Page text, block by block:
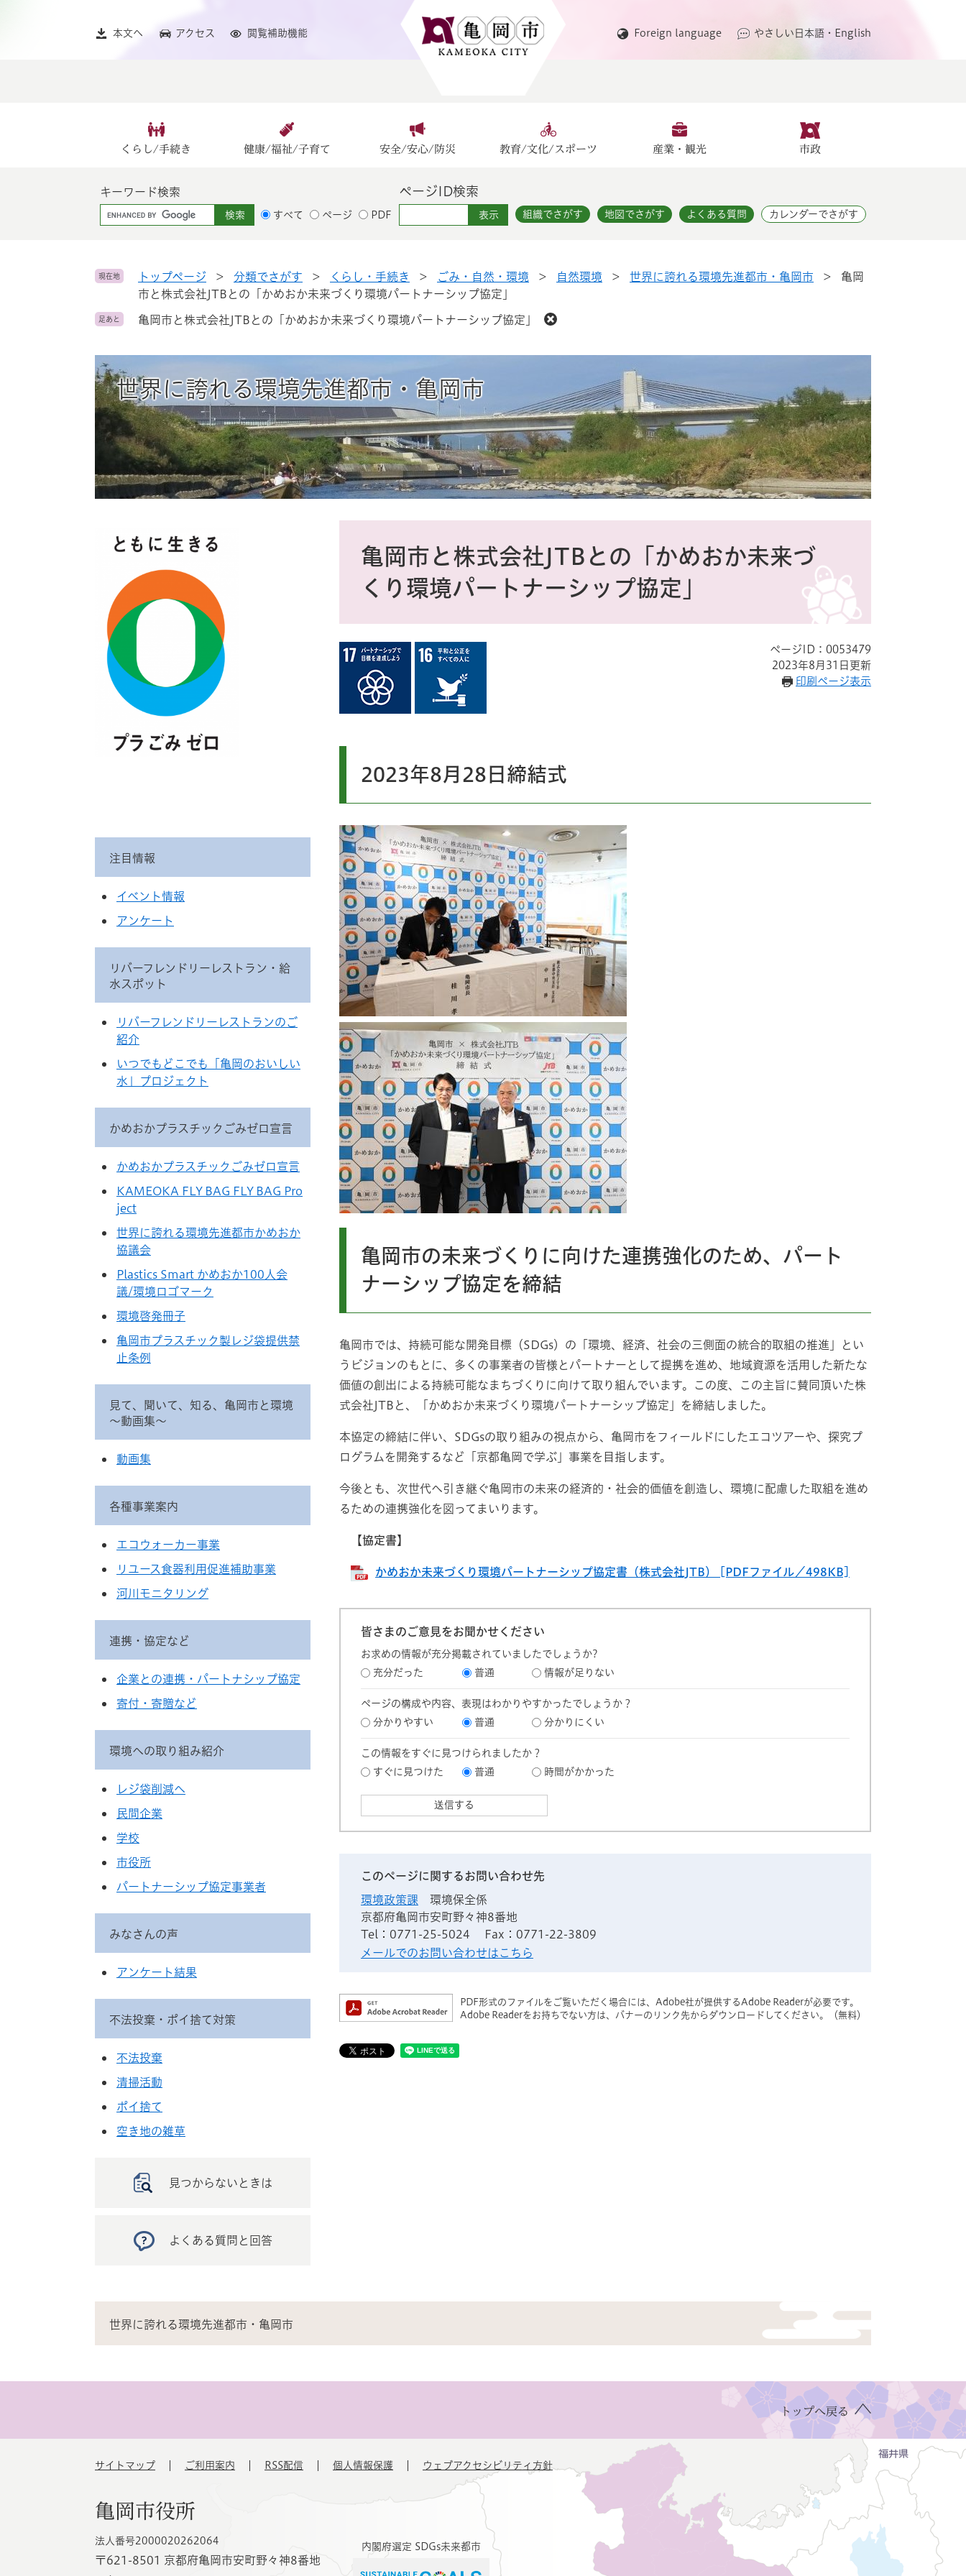
本文へ アクセス 閲覧補助機能 Foreign language やさしい日本語・English
くらし/手続き 健康/福祉/子育て 安全/安心/防災 教育/文化/スポーツ 産業・観光 市政
キーワード検索
G
o
l
ス
ム
検
索
すべて ページ PDF
ページID検索
組織でさがす 地図でさがす よくある質問 カレンダーでさがす
現在地 トップページ > 分類でさがす > くらし・手続き > ごみ・自然・環境 > 自然環境 > 世界に誇れる環境先進都市・亀岡市 >
亀岡
市と株式会社JTBとの「かめおか未来づくり環境パートナーシップ協定」
足あと 亀岡市と株式会社JTBとの「かめおか未来づくり環境パートナーシップ協定」
世界に誇れる環境先進都市・亀岡市
亀岡市と株式会社JTBとの「かめおか未来づ
くり環境パートナーシップ協定」
ページID：0053479
2023年8月31日更新
印刷ページ表示
2023年8月28日締結式
亀岡市の未来づくりに向けた連携強化のため、パート
ナーシップ協定を締結
亀岡市では、持続可能な開発目標（SDGs）の「環境、経済、社会の三側面の統合的取組の推進」とい
うビジョンのもとに、多くの事業者の皆様とパートナーとして提携を進め、地域資源を活用した新たな
価値の創出による持続可能なまちづくりに向けて取り組んでいます。この度、この主旨に賛同頂いた株
式会社JTBと、「かめおか未来づくり環境パートナーシップ協定」を締結しました。
本協定の締結に伴い、SDGsの取り組みの視点から、亀岡市をフィールドにしたエコツアーや、探究プ
ログラムを開発するなど「京都亀岡で学ぶ」事業を目指します。
今後とも、次世代へ引き継ぐ亀岡市の未来の経済的・社会的価値を創造し、環境に配慮した取組を進め
るための連携強化を図ってまいります。
【協定書】
かめおか未来づくり環境パートナーシップ協定書（株式会社JTB） [PDFファイル／498KB]
皆さまのご意見をお聞かせください
お求めの情報が充分掲載されていましたでしょうか?
充分だった
普通 情報が足りない
ページの構成や内容、表現はわかりやすかったでしょうか？
分かりやすい
普通 分かりにくい
この情報をすぐに見つけられましたか？
すぐに見つけた
普通 時間がかかった
このページに関するお問い合わせ先
環境政策課
環境保全係
京都府亀岡市安町野々神8番地
Tel：0771-25-5024
Fax：0771-22-3809
メールでのお問い合わせはこちら
PDF形式のファイルをご覧いただく場合には、Adobe社が提供するAdobe Readerが必要です。
Adobe Readerをお持ちでない方は、バナーのリンク先からダウンロードしてください。（無料）
注目情報
イベント情報
アンケート
リバーフレンドリーレストラン・給
水スポット
リバーフレンドリーレストランのご
紹介
いつでもどこでも「亀岡のおいしい
水」プロジェクト
かめおかプラスチックごみゼロ宣言
かめおかプラスチックごみゼロ宣言
KAMEOKA FLY BAG FLY BAG Pro
ject
世界に誇れる環境先進都市かめおか
協議会
Plastics Smart かめおか100人会
議/環境ロゴマーク
環境啓発冊子
亀岡市プラスチック製レジ袋提供禁
止条例
見て、聞いて、知る、亀岡市と環境
～動画集～
動画集
各種事業案内
エコウォーカー事業
リユース食器利用促進補助事業
河川モニタリング
連携・協定など
企業との連携・パートナシップ協定
寄付・寄贈など
環境への取り組み紹介
レジ袋削減へ
民間企業
学校
市役所
パートナーシップ協定事業者
みなさんの声
アンケート結果
不法投棄・ポイ捨て対策
不法投棄
清掃活動
ポイ捨て
空き地の雑草
見つからないときは
よくある質問と回答
世界に誇れる環境先進都市・亀岡市
トップへ戻る
サイトマップ ご利用案内 RSS配信 個人情報保護 ウェブアクセシビリティ方針
亀岡市役所
法人番号2000020262064
〒621-8501 京都府亀岡市安町野々神8番地
内閣府選定 SDGs未来都市